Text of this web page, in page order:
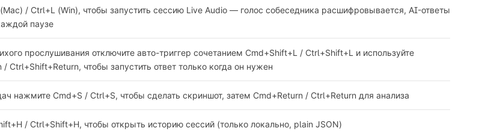
/ Ctrl+L (Win), чтобы запустить сессию Live Audio — голос собеседника расшифровывается, AI-ответы
паузе
прослушивания отключите авто-триггер сочетанием Cmd+Shift+L / Ctrl+Shift+L и используйте
Ctrl+Shift+Return, чтобы запустить ответ только когда он нужен
нажмите Cmd+S / Ctrl+S, чтобы сделать скриншот, затем Cmd+Return / Ctrl+Return для анализа
/ Ctrl+Shift+H, чтобы открыть историю сессий (только локально, plain JSON)